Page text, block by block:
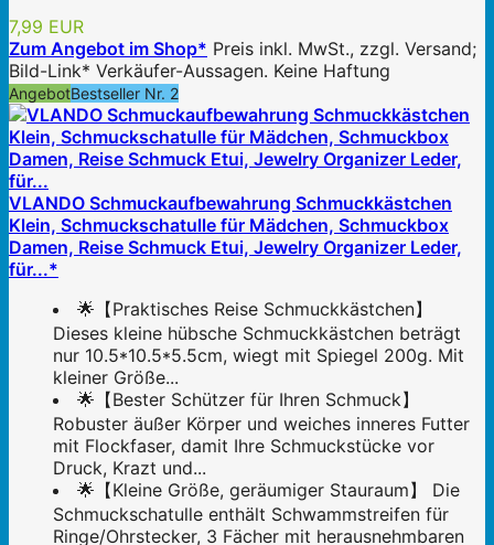
7,99 EUR
Zum Angebot im Shop* Preis inkl. MwSt., zzgl. Versand;
Bild-Link* Verkäufer-Aussagen. Keine Haftung
AngebotBestseller Nr. 2
VLANDO Schmuckaufbewahrung Schmuckkästchen
Klein, Schmuckschatulle für Mädchen, Schmuckbox
Damen, Reise Schmuck Etui, Jewelry Organizer Leder,
für...*
🌟【Praktisches Reise Schmuckkästchen】
Dieses kleine hübsche Schmuckkästchen beträgt
nur 10.5*10.5*5.5cm, wiegt mit Spiegel 200g. Mit
kleiner Größe...
🌟【Bester Schützer für Ihren Schmuck】
Robuster äußer Körper und weiches inneres Futter
mit Flockfaser, damit Ihre Schmuckstücke vor
Druck, Krazt und...
🌟【Kleine Größe, geräumiger Stauraum】 Die
Schmuckschatulle enthält Schwammstreifen für
Ringe/Ohrstecker, 3 Fächer mit herausnehmbaren